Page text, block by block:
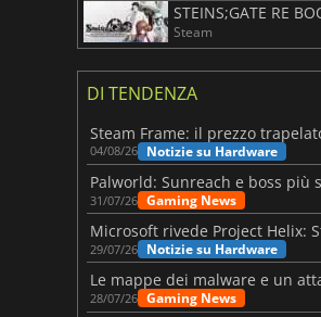
STEINS;GATE RE
Steam
DI TENDENZA
04/08/26 Notizie su Hardware
31/07/26 Gaming News
Microsoft rivede Project Helix:
29/07/26 Notizie su Hardware
28/07/26 Gaming News